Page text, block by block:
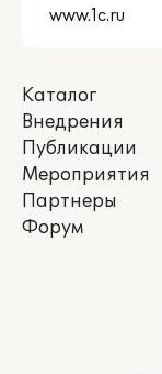
Каталог
Внедрения
Публикации
Мероприятия
Партнеры
Форум